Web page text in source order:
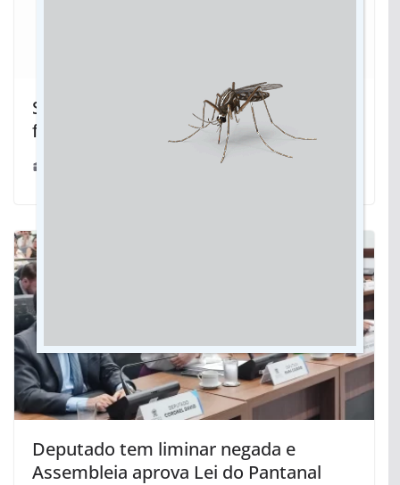
Sanesul inicia recebimentos das
faturas com PIX
Deputado tem liminar negada e
Assembleia aprova Lei do Pantanal